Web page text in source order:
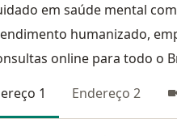
em saúde mental
humanizado,
online para todo o
1
Endereço 2